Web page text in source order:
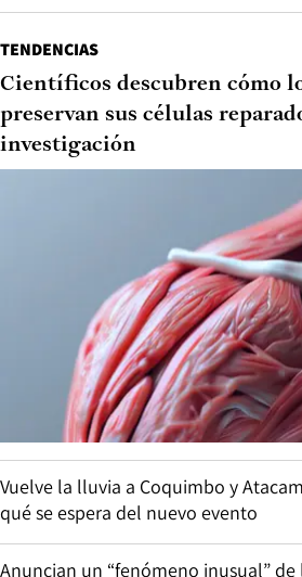
TENDENCIAS
Científicos descubren cómo
preservan sus células
investigación
Vuelve la lluvia a Coquimbo y
qué se espera del nuevo evento
Anuncian un “fenómeno inusual” de